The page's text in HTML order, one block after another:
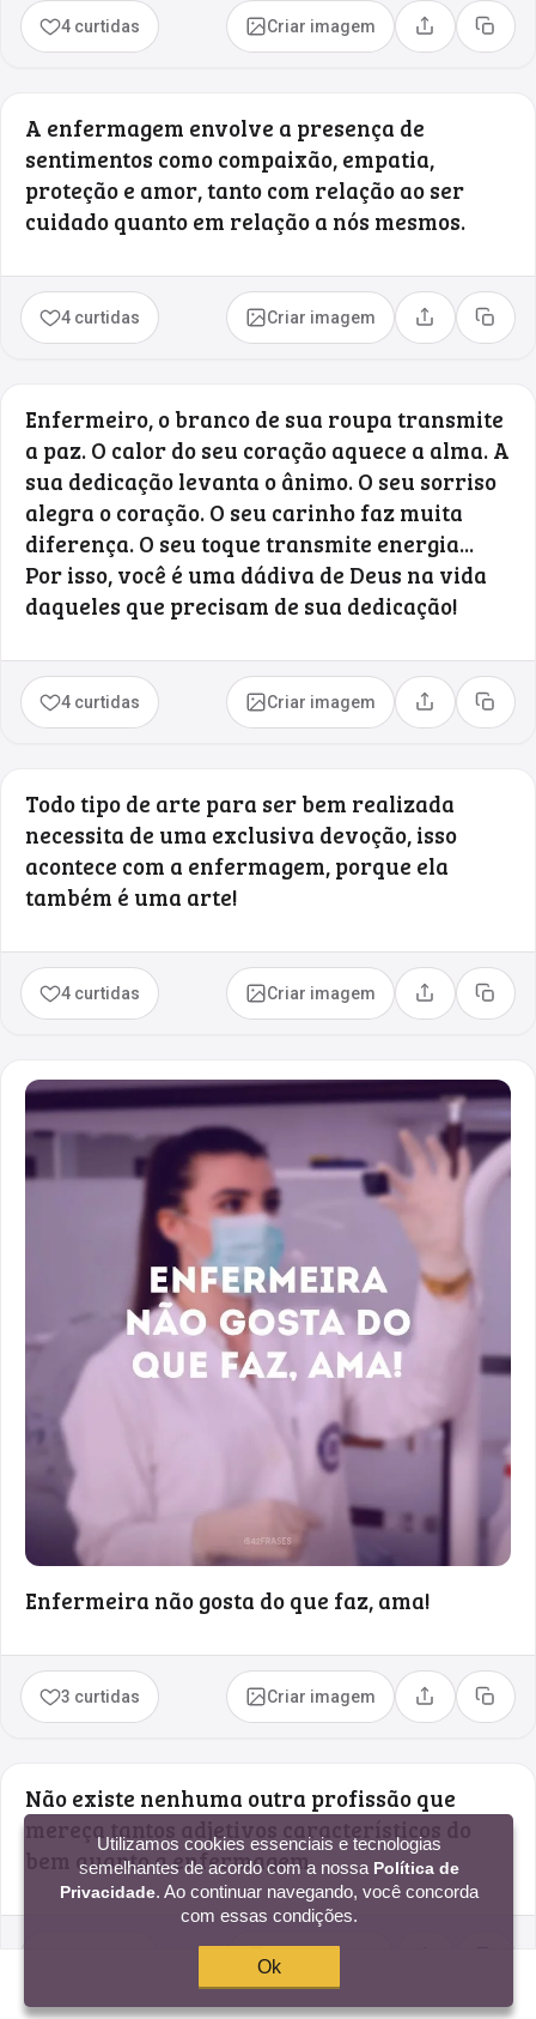
4 curtidas Criar imagem Compartilhar
Copiar
A enfermagem envolve a presença de
sentimentos como compaixão, empatia,
proteção e amor, tanto com relação ao ser
cuidado quanto em relação a nós mesmos.
4 curtidas Criar imagem Compartilhar
Copiar
Enfermeiro, o branco de sua roupa transmite
a paz. O calor do seu coração aquece a alma. A
sua dedicação levanta o ânimo. O seu sorriso
alegra o coração. O seu carinho faz muita
diferença. O seu toque transmite energia...
Por isso, você é uma dádiva de Deus na vida
daqueles que precisam de sua dedicação!
4 curtidas Criar imagem Compartilhar
Copiar
Todo tipo de arte para ser bem realizada
necessita de uma exclusiva devoção, isso
acontece com a enfermagem, porque ela
também é uma arte!
4 curtidas Criar imagem Compartilhar
Copiar
Enfermeira não gosta do que faz, ama!
3 curtidas Criar imagem Compartilhar
Copiar
Não existe nenhuma outra profissão que
bem quanto a enfermagem.
Criar imagem
Utilizamos cookies essenciais e tecnologias
semelhantes de acordo com a nossa Política de
Privacidade. Ao continuar navegando, você concorda
com essas condições.
Ok